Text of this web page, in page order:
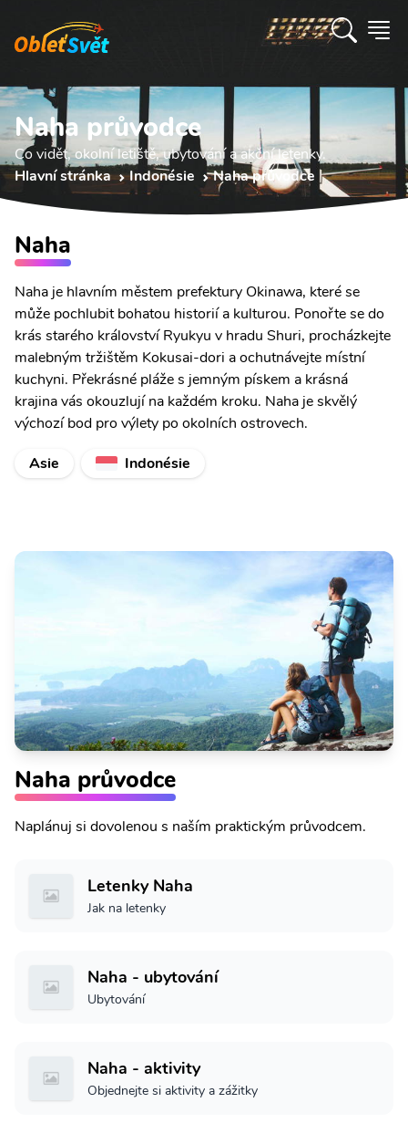
Naha průvodce
Co vidět, okolní letiště, ubytování a akční letenky.
Hlavní stránka
Indonésie Naha průvodce
Naha
Naha je hlavním městem prefektury Okinawa, které se
může pochlubit bohatou historií a kulturou. Ponořte se do
krás starého království Ryukyu v hradu Shuri, procházkejte
malebným tržištěm Kokusai-dori a ochutnávejte místní
kuchyni. Překrásné pláže s jemným pískem a krásná
krajina vás okouzlují na každém kroku. Naha je skvělý
výchozí bod pro výlety po okolních ostrovech.
Asie
Indonésie
Naha průvodce
Naplánuj si dovolenou s naším praktickým průvodcem.
Letenky Naha
Jak na letenky
Naha - ubytování
Ubytování
Naha - aktivity
Objednejte si aktivity a zážitky